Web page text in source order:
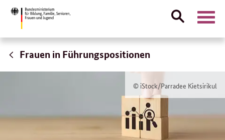
Direktlink:
Suche
Frauen in Führungspositionen
© iStock/Parradee Kietsirikul